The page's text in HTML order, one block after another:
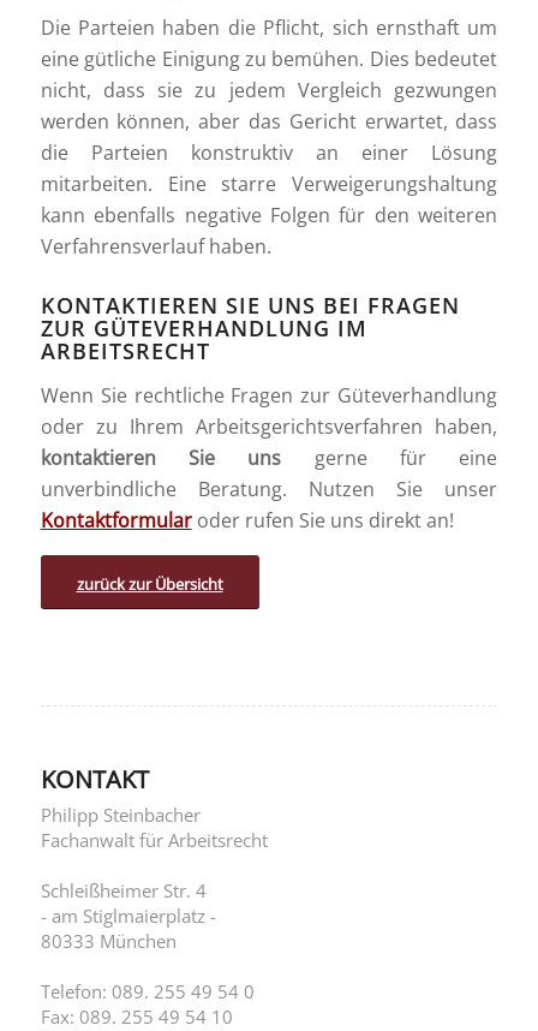
Die Parteien haben die Pflicht, sich ernsthaft um
eine gütliche Einigung zu bemühen. Dies bedeutet
nicht, dass sie zu jedem Vergleich gezwungen
werden können, aber das Gericht erwartet, dass
die Parteien konstruktiv an einer Lösung
mitarbeiten. Eine starre Verweigerungshaltung
kann ebenfalls negative Folgen für den weiteren
Verfahrensverlauf haben.
KONTAKTIEREN SIE UNS BEI FRAGEN
ZUR GÜTEVERHANDLUNG IM
ARBEITSRECHT
Wenn Sie rechtliche Fragen zur Güteverhandlung
oder zu Ihrem Arbeitsgerichtsverfahren haben,
kontaktieren Sie uns gerne für eine
unverbindliche Beratung. Nutzen Sie unser
Kontaktformularoder rufen Sie uns direkt an!
zurück zur Übersicht
KONTAKT
Philipp Steinbacher
Fachanwalt für Arbeitsrecht
Schleißheimer Str. 4
- am Stiglmaierplatz -
80333 München
Telefon: 089. 255 49 54 0
Fax: 089. 255 49 54 10